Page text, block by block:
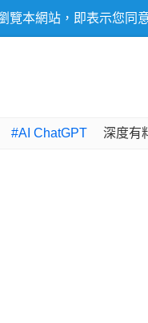
覽本網站，即表示您同
#AI ChatGPT 深度有